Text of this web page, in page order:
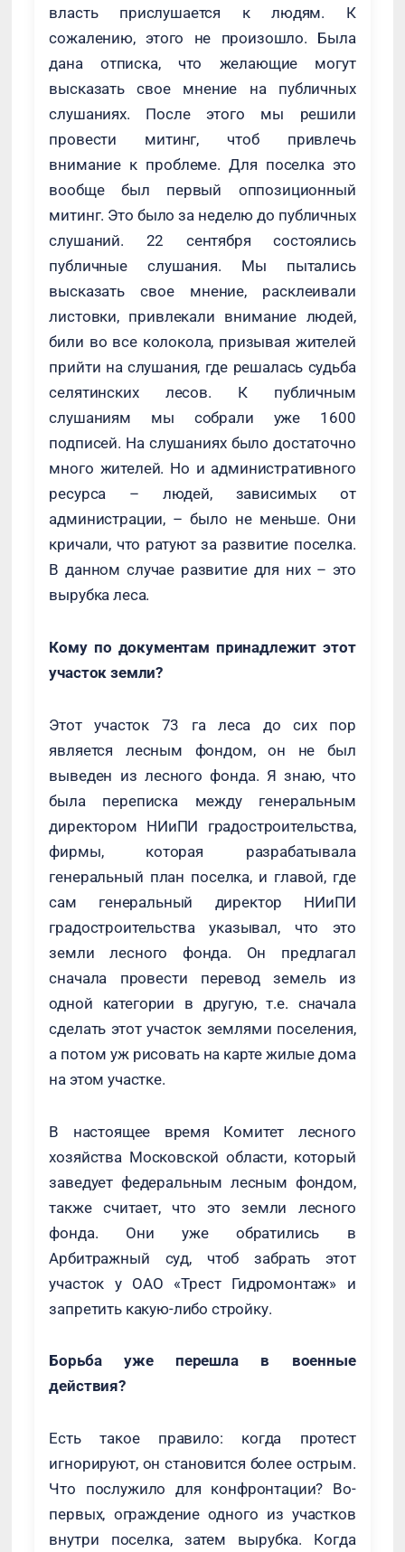
власть прислушается к людям. К
сожалению, этого не произошло. Была
дана отписка, что желающие могут
высказать свое мнение на публичных
слушаниях. После этого мы решили
провести митинг, чтоб привлечь
внимание к проблеме. Для поселка это
вообще был первый оппозиционный
митинг. Это было за неделю до публичных
слушаний. 22 сентября состоялись
публичные слушания. Мы пытались
высказать свое мнение, расклеивали
листовки, привлекали внимание людей,
били во все колокола, призывая жителей
прийти на слушания, где решалась судьба
селятинских лесов. К публичным
слушаниям мы собрали уже 1600
подписей. На слушаниях было достаточно
много жителей. Но и административного
ресурса – людей, зависимых от
администрации, – было не меньше. Они
кричали, что ратуют за развитие поселка.
В данном случае развитие для них – это
вырубка леса.
Кому по документам принадлежит этот
участок земли?
Этот участок 73 га леса до сих пор
является лесным фондом, он не был
выведен из лесного фонда. Я знаю, что
была переписка между генеральным
директором НИиПИ градостроительства,
фирмы, которая разрабатывала
генеральный план поселка, и главой, где
сам генеральный директор НИиПИ
градостроительства указывал, что это
земли лесного фонда. Он предлагал
сначала провести перевод земель из
одной категории в другую, т.е. сначала
сделать этот участок землями поселения,
а потом уж рисовать на карте жилые дома
на этом участке.
В настоящее время Комитет лесного
хозяйства Московской области, который
заведует федеральным лесным фондом,
также считает, что это земли лесного
фонда. Они уже обратились в
Арбитражный суд, чтоб забрать этот
участок у ОАО «Трест Гидромонтаж» и
запретить какую-либо стройку.
Борьба уже перешла в военные
действия?
Есть такое правило: когда протест
игнорируют, он становится более острым.
Что послужило для конфронтации? Во-
первых, ограждение одного из участков
внутри поселка, затем вырубка. Когда